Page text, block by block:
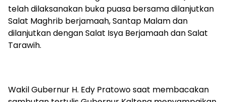
telah dilaksanakan buka puasa bersama dilanjutkan
Salat Maghrib berjamaah, Santap Malam dan
dilanjutkan dengan Salat Isya Berjamaah dan Salat
Tarawih.
Wakil Gubernur H. Edy Pratowo saat membacakan